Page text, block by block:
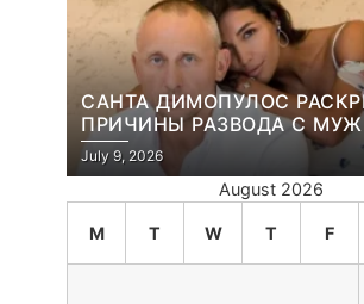
САНТА ДИМОПУЛОС
ПРИЧИНЫ РАЗВОДА С
БИЗНЕСМЕНОМ
July 9, 2026
August 2026
M T W T F